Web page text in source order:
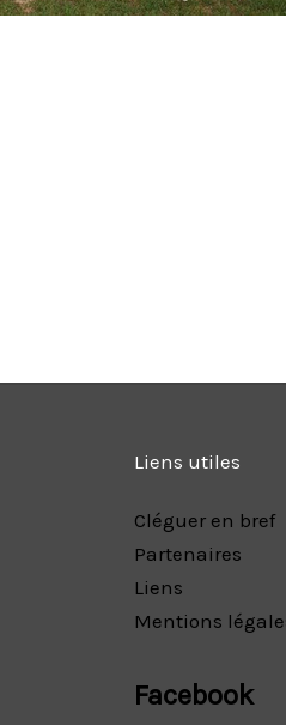
Liens utiles
Cléguer en bref
Partenaires
Liens
Mentions
Facebook